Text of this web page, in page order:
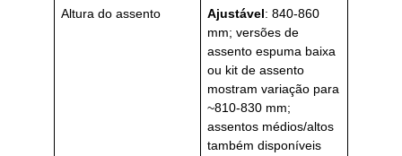
Altura do assento Ajustável: 840-860
mm; versões de
assento espuma baixa
ou kit de assento
mostram variação para
~810-830 mm;
assentos médios/altos
também disponíveis